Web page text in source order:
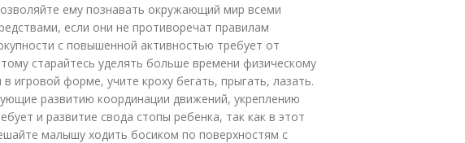
ему познавать окружающий мир всеми
если они не противоречат правилам
с повышенной активностью требует от
старайтесь уделять больше времени физическому
игровой форме, учите кроху бегать, прыгать, лазать.
развитию координации движений, укреплению
и развитие свода стопы ребенка, так как в этот
малышу ходить босиком по поверхностям с